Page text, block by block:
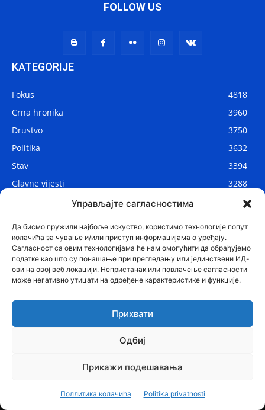
Управљајте сагласностима
Да бисмо пружили најбоље искуство, користимо технологије попут
колачића за чување и/или приступ информацијама о уређају.
Сагласност са овим технологијама ће нам омогућити да обрађујемо
податке као што су понашање при прегледању или јединствени ИД-
ови на овој веб локацији. Непристанак или повлачење сагласности
може негативно утицати на одређене карактеристике и функције.
Прихвати
Одбиј
Прикажи подешавања
Поллитика колачића Politika privatnosti
FOLLOW US
KATEGORIJE
Fokus
4818
Crna hronika
3960
Drustvo
3750
Politika
3632
Stav
3394
Glavne vijesti
3288
2912
Zanimljivosti
Tehnologija Lifestyle Kontakt